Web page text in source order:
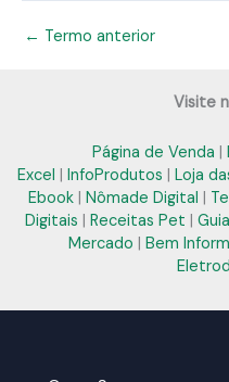
← Termo anterior
Visite
Página de Venda |
Excel | InfoProdutos | Loja
Ebook | Nômade Digital |
Digitais | Receitas Pet |
Mercado | Bem